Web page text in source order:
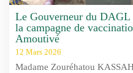
Le Gouverneur du DAGL
la campagne de
Amoutivé
12 Mars 2026
Madame Zouréhatou